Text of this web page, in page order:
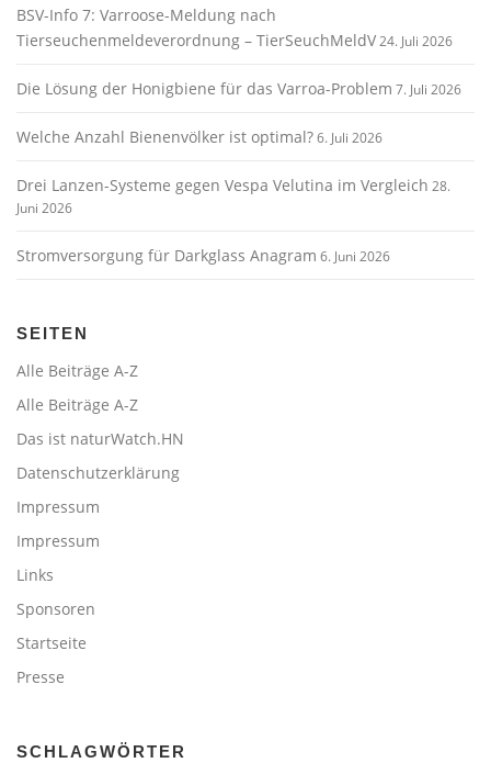
BSV-Info 7: Varroose-Meldung nach
Tierseuchenmeldeverordnung – TierSeuchMeldV24. Juli 2026
Die Lösung der Honigbiene für das Varroa-Problem 7. Juli 2026
Welche Anzahl Bienenvölker ist optimal?6. Juli 2026
Drei Lanzen-Systeme gegen Vespa Velutina im Vergleich 28.
Juni 2026
Stromversorgung für Darkglass Anagram 6. Juni 2026
SEITEN
Alle Beiträge A-Z
Alle Beiträge A-Z
Das ist naturWatch.HN
Datenschutzerklärung
Impressum
Impressum
Links
Sponsoren
Startseite
Presse
SCHLAGWÖRTER